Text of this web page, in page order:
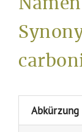
Abkürzung